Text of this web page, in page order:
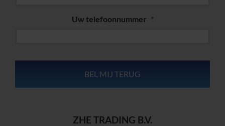
Uw telefoonnummer *
ZHE TRADING B.V.